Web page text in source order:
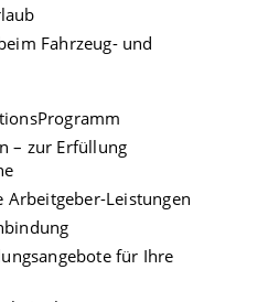
Fahrzeug- und
– zur Erfüllung
Arbeitgeber-Leistungen
für Ihre